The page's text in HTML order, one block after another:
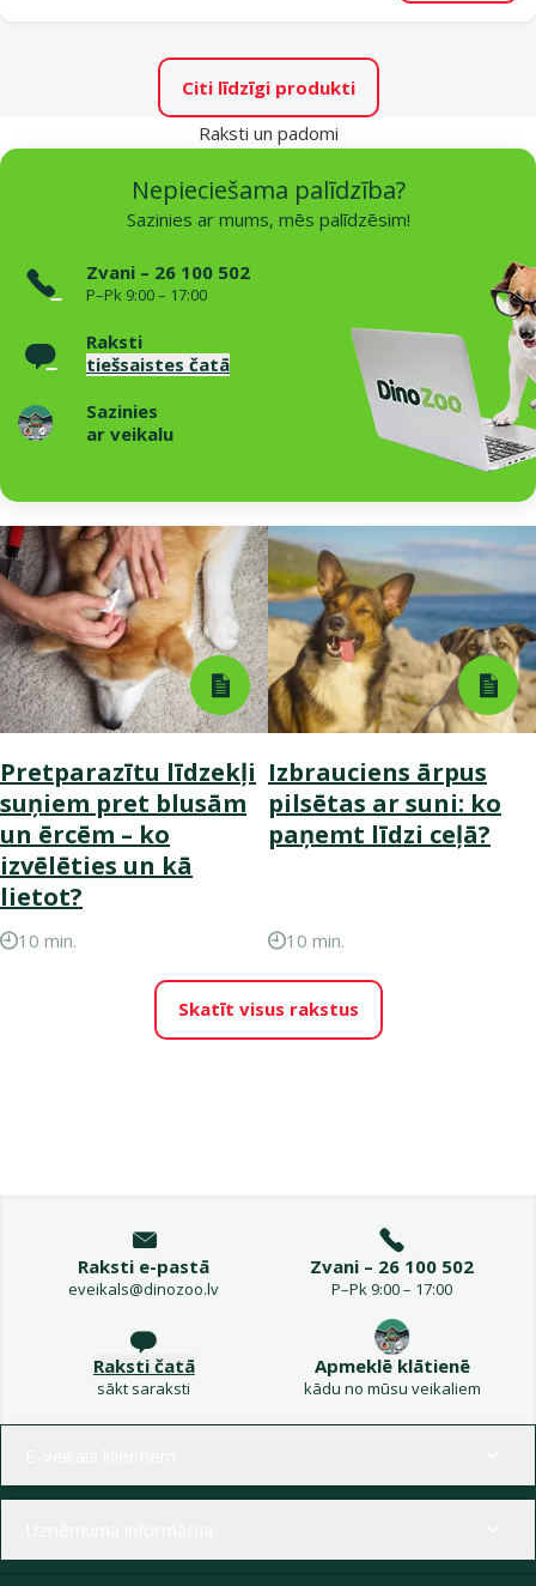
Citi līdzīgi produkti
Raksti un padomi
Nepieciešama palīdzība?
Sazinies ar mums, mēs palīdzēsim!
Zvani – 26 100 502
P–Pk 9:00 – 17:00
Raksti
tiešsaistes čatā
Sazinies
ar veikalu
Pretparazītu līdzekļi
suņiem pret blusām
un ērcēm – ko
izvēlēties un kā
lietot?
10 min.
Izbrauciens ārpus
pilsētas ar suni: ko
paņemt līdzi ceļā?
10 min.
Skatīt visus rakstus
Raksti e-pastā
eveikals@dinozoo.lv
Zvani – 26 100 502
P–Pk 9:00 – 17:00
Raksti čatā
sākt saraksti
Apmeklē klātienē
kādu no mūsu veikaliem